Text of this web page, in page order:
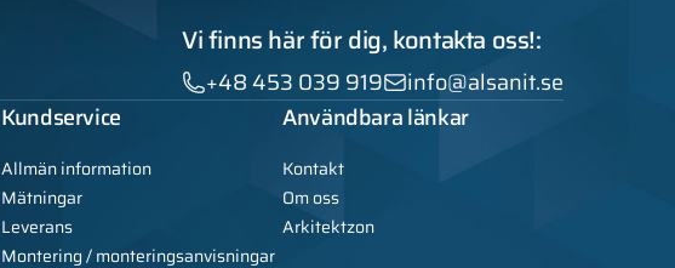
Vi finns här för dig, kontakta oss!:
+48 453 039 919
info@alsanit.se
Kundservice
Allmän information
Mätningar
Leverans
Montering / monteringsanvisningar
Användbara länkar
Kontakt
Om oss
Arkitektzon